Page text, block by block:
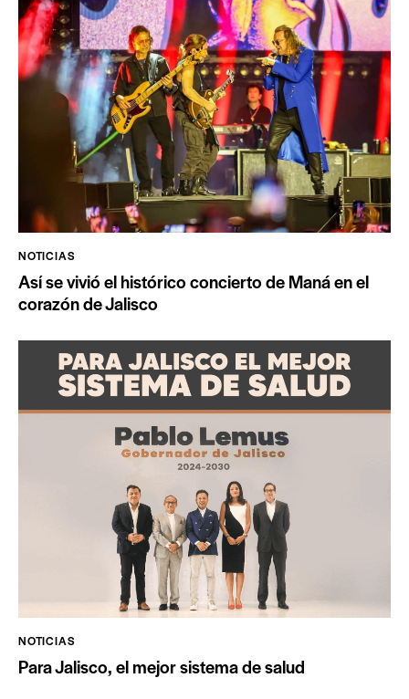
NOTICIAS
Así se vivió el histórico concierto de Maná en el
corazón de Jalisco
NOTICIAS
Para Jalisco, el mejor sistema de salud